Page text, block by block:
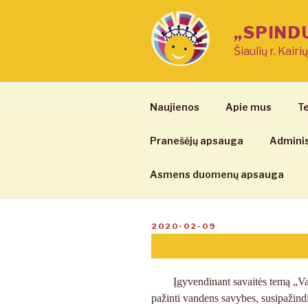
Šiaulių r.
Naujienos Apie mus
Pranešėjų apsauga
Asmens duomenų apsauga
PASKELBTA
2020-02-09
Įgyvendinant savaitės temą
pažinti vandens savybes,